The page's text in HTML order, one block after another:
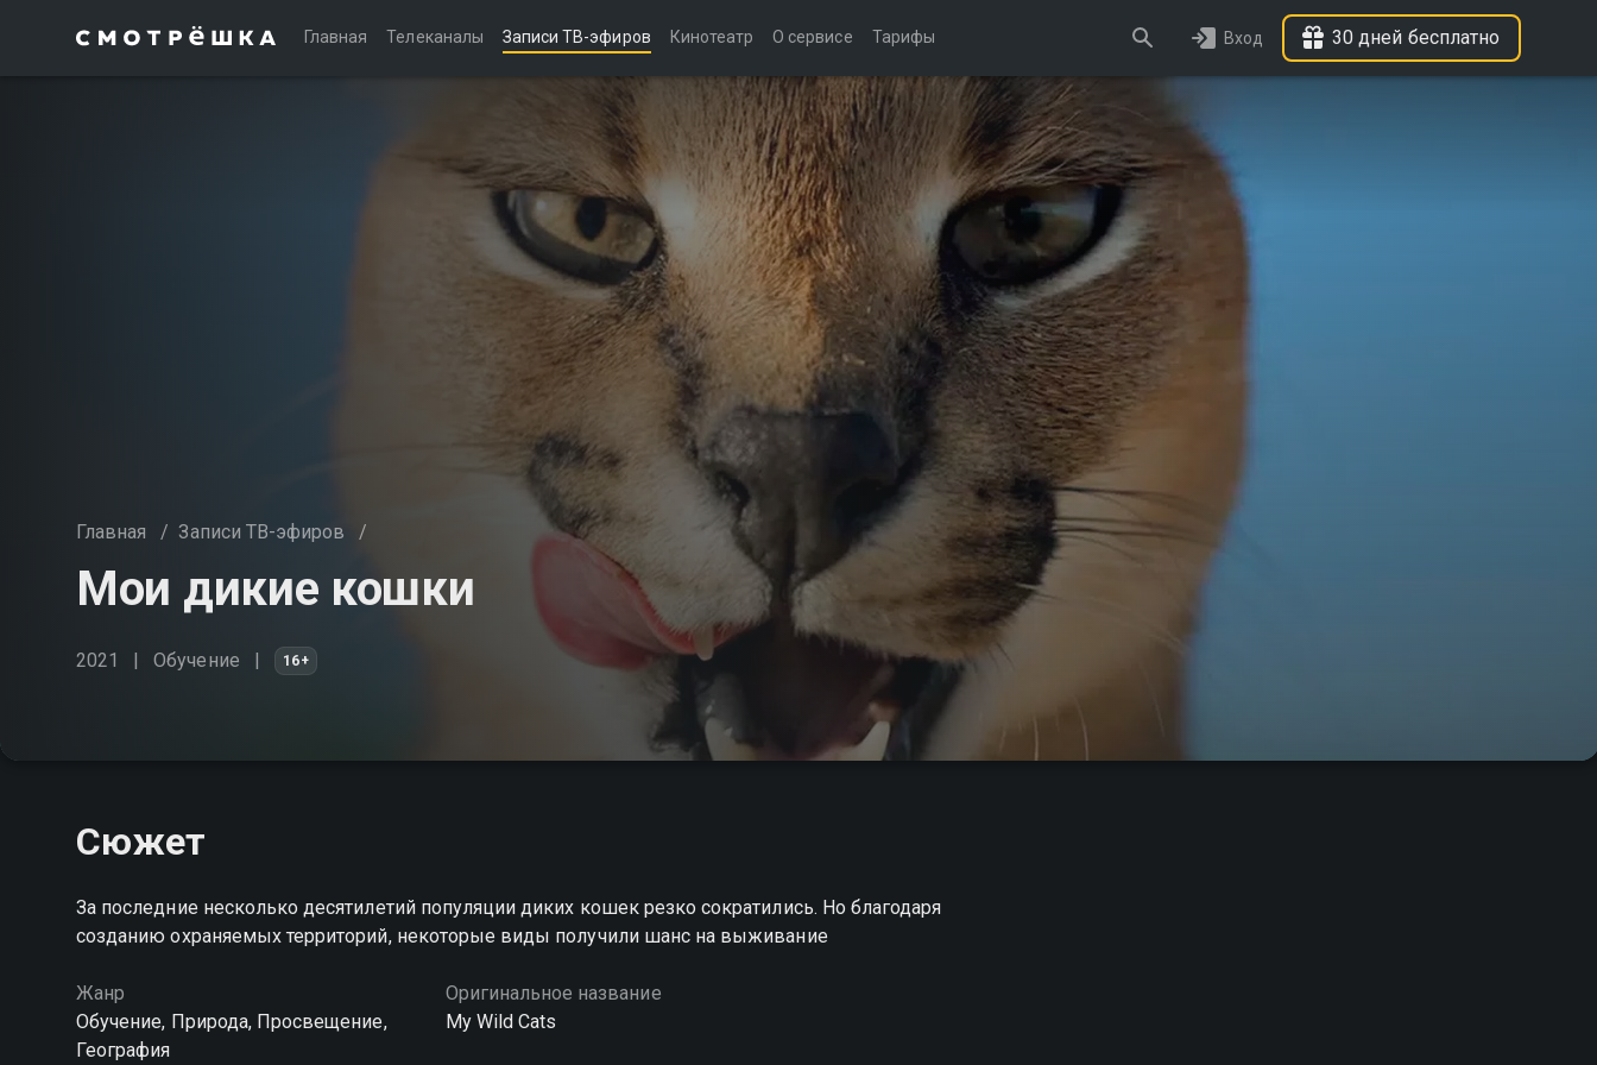
Главная Телеканалы Записи ТВ-эфиров Кинотеатр О сервисе Тарифы Вход 30 дней бесплатно
Главная / Записи ТВ-эфиров /
Мои дикие кошки
2021 Обучение 16+
Сюжет
За последние несколько десятилетий популяции диких кошек резко сократились. Но благодаря
созданию охраняемых территорий, некоторые виды получили шанс на выживание
Жанр
Обучение, Природа, Просвещение,
География
Оригинальное название
My Wild Cats